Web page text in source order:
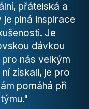
přátelská a
plná inspirace
Je
dávkou
nás velkým
získali, je pro
pomáhá při